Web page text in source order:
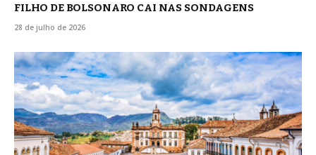
FILHO DE BOLSONARO CAI NAS SONDAGENS
28 de julho de 2026